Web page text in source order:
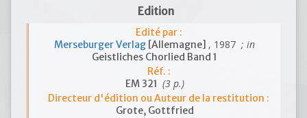
Edition
Edité par :
Merseburger Verlag [Allemagne] , 1987 ; in
Geistliches Chorlied Band 1
Réf. :
EM 321 (3 p.)
Directeur d'édition ou Auteur de la restitution :
Grote, Gottfried